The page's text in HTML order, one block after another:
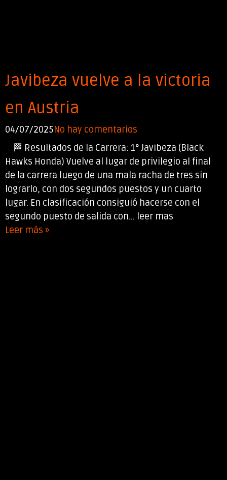
Javibeza vuelve a la victoria
en Austria
04/07/2025No hay comentarios
🏁 Resultados de la Carrera: 1° Javibeza (Black
Hawks Honda) Vuelve al lugar de privilegio al final
de la carrera luego de una mala racha de tres sin
lograrlo, con dos segundos puestos y un cuarto
lugar. En clasificación consiguió hacerse con el
segundo puesto de salida con... leer mas
Leer más »